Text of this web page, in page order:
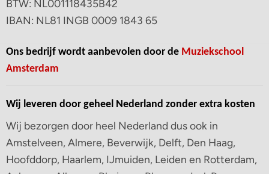
BTW: NL001118435B42
IBAN: NL81 INGB 0009 1843 65
Ons bedrijf wordt aanbevolen door de Muziekschool
Amsterdam
Wij leveren door geheel Nederland zonder extra kosten
Wij bezorgen door heel Nederland dus ook in
Amstelveen, Almere, Beverwijk, Delft, Den Haag,
Hoofddorp, Haarlem, IJmuiden, Leiden en Rotterdam,